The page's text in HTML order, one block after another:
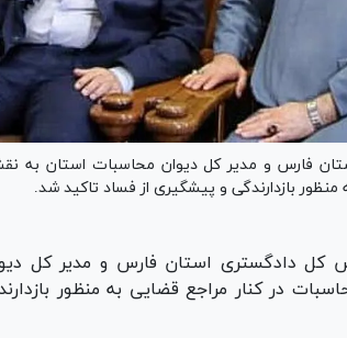
فارس و مدیر کل دیوان محاسبات استان به
بازدارندگی و پیشگیری از فساد تاکید شد.
کل دادگستری استان فارس و مدیر کل
در کنار مراجع قضایی به منظور